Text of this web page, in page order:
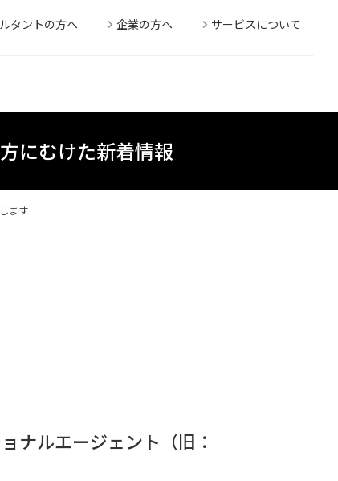
タントの方へ 企業の方へ サービスについて
にむけた新着情報
ます
ナルエージェント（旧：